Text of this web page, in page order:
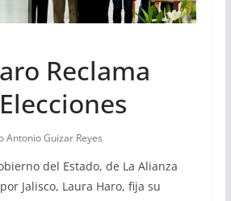
Reclama
Antonio Guizar Reyes
del Estado, de La Alianza
Jalisco, Laura Haro, fija su